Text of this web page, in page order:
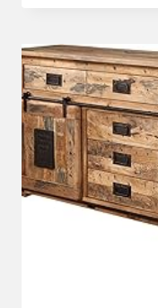
–
51
CM